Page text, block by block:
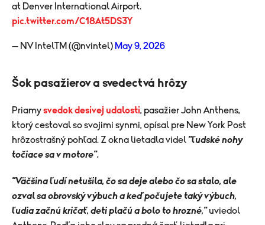
at Denver International Airport.
pic.twitter.com/C18At5DS3Y
— NV Intel™ (@nvintel) May 9, 2026
Šok pasažierov a svedectvá hrôzy
Priamysvedok desivej udalosti, pasažier John Anthens,
ktorý cestoval so svojimi synmi, opísal pre New York Post
hrôzostrašný pohľad. Z okna lietadla videl "ľudské nohy
točiace sa v motore".
"Väčšina ľudí netušila, čo sa deje alebo čo sa stalo, ale
ozval sa obrovský výbuch a keď počujete taký výbuch,
ľudia začnú kričať, deti plačú a bolo to hrozné,"uviedol